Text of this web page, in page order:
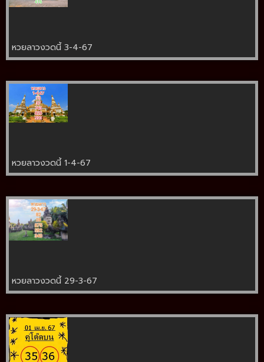
หวยลาวงวดนี้ 3-4-67
หวยลาวงวดนี้ 1-4-67
หวยลาวงวดนี้ 29-3-67